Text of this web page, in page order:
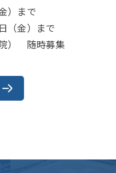
）まで
（金）まで
） 随時募集